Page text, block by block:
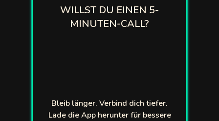
WILLST DU EINEN 5-
MINUTEN-CALL?
Bleib länger. Verbind dich tiefer.
Lade die App herunter für bessere